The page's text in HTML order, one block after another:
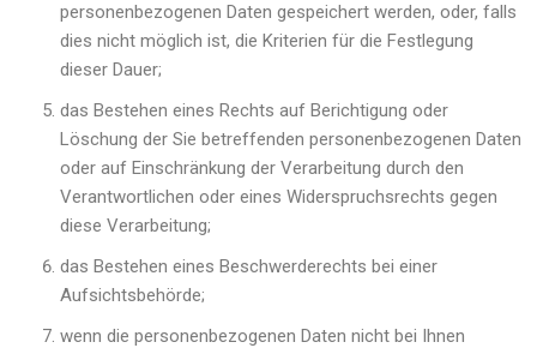
personenbezogenen Daten gespeichert werden, oder, falls
dies nicht möglich ist, die Kriterien für die Festlegung
dieser Dauer;
das Bestehen eines Rechts auf Berichtigung oder
Löschung der Sie betreffenden personenbezogenen Daten
oder auf Einschränkung der Verarbeitung durch den
Verantwortlichen oder eines Widerspruchsrechts gegen
diese Verarbeitung;
das Bestehen eines Beschwerderechts bei einer
Aufsichtsbehörde;
wenn die personenbezogenen Daten nicht bei Ihnen